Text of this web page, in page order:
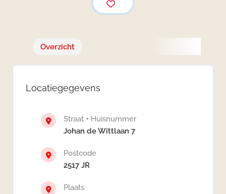
Overzicht
Locatiegegevens
Straat + Huisnummer
Johan de Wittlaan 7
Postcode
2517 JR
Plaats